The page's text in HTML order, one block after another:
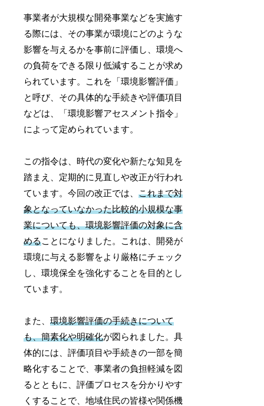
事業者が大規模な開発事業などを実施す
る際には、その事業が環境にどのような
影響を与えるかを事前に評価し、環境へ
の負荷をできる限り低減することが求め
られています。これを「環境影響評価」
と呼び、その具体的な手続きや評価項目
などは、「環境影響アセスメント指令」
によって定められています。
この指令は、時代の変化や新たな知見を
踏まえ、定期的に見直しや改正が行われ
ています。今回の改正では、これまで対
象となっていなかった比較的小規模な事
業についても、環境影響評価の対象に含
めることになりました。これは、開発が
環境に与える影響をより厳格にチェック
し、環境保全を強化することを目的とし
ています。
また、環境影響評価の手続きについて
も、簡素化や明確化が図られました。具
体的には、評価項目や手続きの一部を簡
略化することで、事業者の負担軽減を図
るとともに、評価プロセスを分かりやす
くすることで、地域住民の皆様や関係機